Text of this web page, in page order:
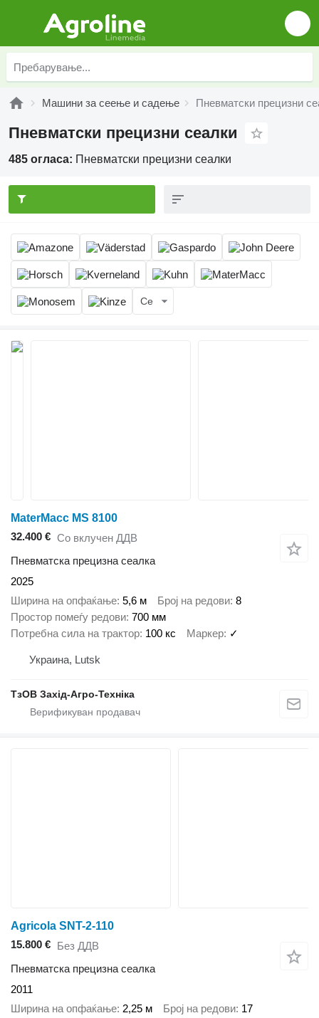
Машини за сеење и садење Пневматски прецизни
Пневматски прецизни сеалки
485 огласа: Пневматски прецизни сеалки
Се
MaterMacc MS 8100
32.400 € Со вклучен ДДВ
Пневматска прецизна сеалка
2025
Ширина на опфаќање 5,6 м Број на редови 8
Простор помеѓу редови 700 мм
Потребна сила на трактор 100 кс Маркер ✓
Украина, Lutsk
ТзОВ Захід-Агро-Техніка
Agricola SNT-2-110
15.800 € Без ДДВ
Пневматска прецизна сеалка
2011
Ширина на опфаќање 2,25 м Број на редови 17